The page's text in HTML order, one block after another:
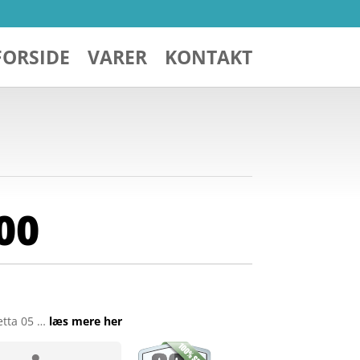
VARER KONTAKT
05 … læs mere her